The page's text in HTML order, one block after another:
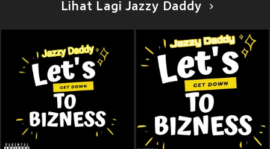
Lihat Lagi Jazzy Daddy